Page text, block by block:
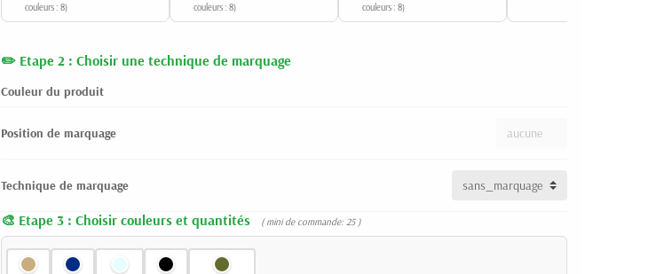
couleurs : 8)
couleurs : 8)
couleurs : 8)
Etape 2 : Choisir une technique de marquage
Couleur du produit
Position de marquage
Technique de marquage
Etape 3 : Choisir couleurs et quantités ( mini de commande: 25 )